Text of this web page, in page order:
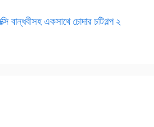
বান্ধবীসহ একসাথে চোদার চটিগল্প ২